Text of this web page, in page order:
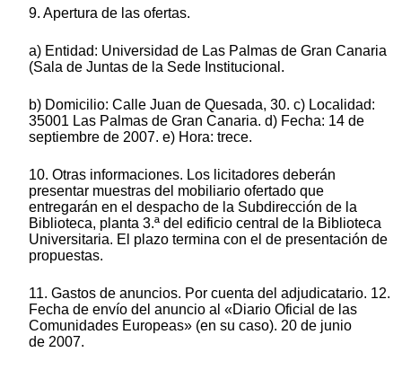
9. Apertura de las ofertas.
a) Entidad: Universidad de Las Palmas de Gran Canaria
(Sala de Juntas de la Sede Institucional.
b) Domicilio: Calle Juan de Quesada, 30. c) Localidad:
35001 Las Palmas de Gran Canaria. d) Fecha: 14 de
septiembre de 2007. e) Hora: trece.
10. Otras informaciones. Los licitadores deberán
presentar muestras del mobiliario ofertado que
entregarán en el despacho de la Subdirección de la
Biblioteca, planta 3.ª del edificio central de la Biblioteca
Universitaria. El plazo termina con el de presentación de
propuestas.
11. Gastos de anuncios. Por cuenta del adjudicatario. 12.
Fecha de envío del anuncio al «Diario Oficial de las
Comunidades Europeas» (en su caso). 20 de junio
de 2007.